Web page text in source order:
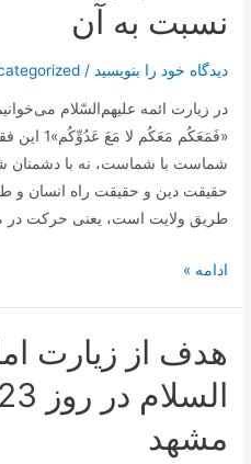
نسبت به آن
دیدگاه‌ خود را بنویسید /
در زیارت ائمه علیهم‌السّلام
«فَمَعَكُم
شماست با شماست، نه با دشمنان
حقیقت دین و حقیقت راه انسان و
طریق ولایت است، یعنی حركت در
اهمیت
رضا
علیه
السلام
ادامه »
هدف از زیارت
مشهد